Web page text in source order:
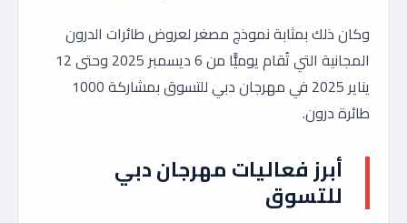
وكان ذلك بمثابة نموذج مصغر لعروض طائرات الدرون
المجانية التي تُقام يوميًّا من 6 ديسمبر 2025 وحتى 12
يناير 2025 في مهرجان دبي للتسوق بمشاركة 1000
طائرة درون.
أبرز فعاليات مهرجان دبي
للتسوق